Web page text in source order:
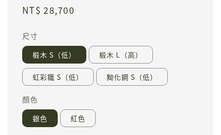
Regular
NT$ 28,700
尺寸
椴木 S（低） 椴木 L（高）
虹彩鐵 S（低） 黝化鋼 S（低）
顏色
銀色 紅色